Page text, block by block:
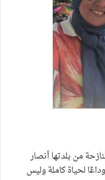
من بلدتها أنصار
لحياة كاملة وليس